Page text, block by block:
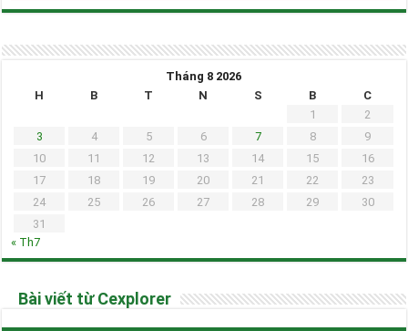
Tháng 8 2026
H
B T N S B
C
1
2
3
4 5 6 7 8
9
10
11 12 13 14 15
16
17
18 19 20 21 22
23
24
25 26 27 28 29
30
31
« Th7
Bài viết từ Cexplorer